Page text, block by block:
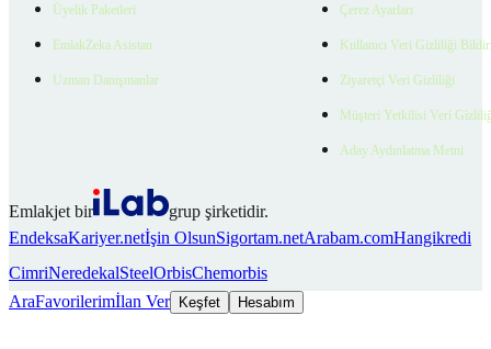
Üyelik Paketleri
EmlakZeka Asistan
Uzman Danışmanlar
Çerez Ayarları
Kullanıcı Veri Gizliliği
Ziyaretçi Veri Gizliliği
Müşteri Yetkilisi Veri
Aday Aydınlatma Metni
Emlakjet bir
grup şirketidir.
EndeksaKariyer.netİşin OlsunSigortam.netArabam.comHangikredi
CimriNeredekalSteelOrbisChemorbis
AraFavorilerimİlan Ver Keşfet Hesabım